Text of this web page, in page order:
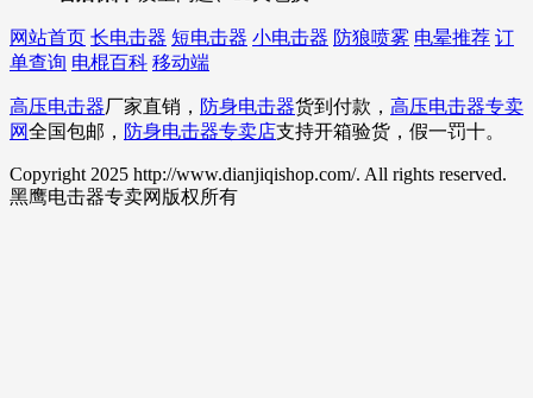
网站首页 长电击器 短电击器 小电击器 防狼喷雾 电晕推荐 订
单查询 电棍百科 移动端
高压电击器厂家直销， 防身电击器货到付款， 高压电击器专卖
网全国包邮， 防身电击器专卖店支持开箱验货，假一罚十。
Copyright 2025 http://www.dianjiqishop.com/. All rights reserved.
黑鹰电击器专卖网版权所有